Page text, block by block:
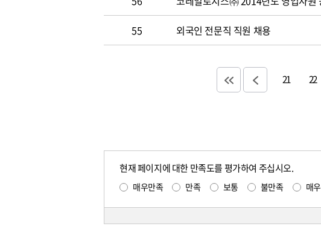
55 외국인 전문직 직원 채용
21 22
현재 페이지에 대한 만족도를 평가하여 주십시오.
매우만족 만족 보통 불만족 매